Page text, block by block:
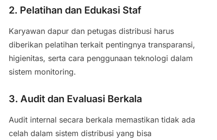
2. Pelatihan dan Edukasi Staf
Karyawan dapur dan petugas distribusi harus
diberikan pelatihan terkait pentingnya transparansi,
higienitas, serta cara penggunaan teknologi dalam
sistem monitoring.
3. Audit dan Evaluasi Berkala
Audit internal secara berkala memastikan tidak ada
celah dalam sistem distribusi yang bisa